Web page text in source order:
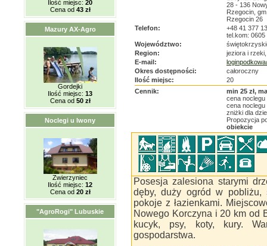
Ilość miejsc: 20
Cena od 43 zł
Mazury AX-Agro
Gordejki
Ilość miejsc: 13
Cena od 50 zł
Noclegi u Iwony
Zwierzyniec
Ilość miejsc: 12
Cena od 20 zł
"AgroRogi" Lubuskie
28 - 136
Rzegocin,
Rzegocin 26
Telefon:
+48 41 377
tel.kom: 0605
Województwo:
Region:
jeziora i
E-mail:
Okres dostępności:
całoroczny
Ilość miejsc:
20
Cennik:
min 25 zł,
cena noclegu
cena noclegu
zniżki dla
Propozycja
obiekcie
Posesja zalesiona starymi
dęby, duży ogród w
pokoje z łazienkami.
Nowego Korczyna i 20 km od
kucyk, psy, koty, kury.
gospodarstwa.